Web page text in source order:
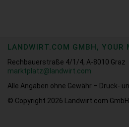
LANDWIRT.COM GMBH, YOUR
Rechbauerstraße 4/1/4, A-8010 Graz
marktplatz@landwirt.com
Alle Angaben ohne Gewähr – Druck-
© Copyright 2026
Landwirt.com